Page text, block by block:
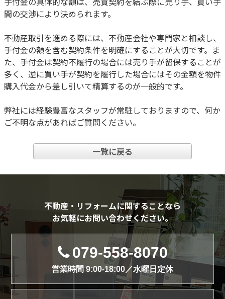
間の交渉により決められます。
不動産取引を進める際には、不動産会社や専門家と相談し、
手付金の額を含む契約条件を明確にすることが大切です。ま
た、手付金は契約不履行の場合には売り手が留保することが
多く、逆に買い手が契約を履行した場合にはその金額を物件
購入代金から差し引いて精算するのが一般的です。
弊社には経験豊富なスタッフが常駐しておりますので、何か
ご不明な点があればご質問ください。
一覧に戻る
不動産・リフォームに関することなら
お気軽にお問い合わせください。
079-558-8070
営業時間 9:00-18:00／水曜日定休